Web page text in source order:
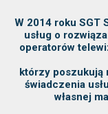
W 2014 roku SGT
usług o
operatorów
którzy poszukują
świadczenia
własnej